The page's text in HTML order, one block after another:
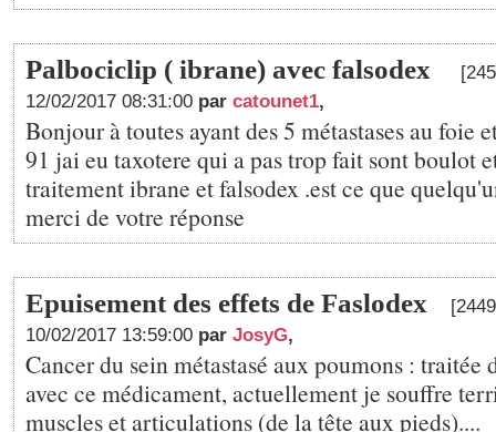
Palbociclip ( ibrane) avec falsodex
12/02/2017 08:31:00 par catounet1,
Bonjour à toutes ayant des 5 métastases au foie
91 jai eu taxotere qui a pas trop fait sont boulot
traitement ibrane et falsodex .est ce que
merci de votre réponse
Epuisement des effets de Faslodex
10/02/2017 13:59:00 par JosyG,
Cancer du sein métastasé aux poumons : traitée
avec ce médicament, actuellement je souffre
muscles et articulations (de la tête aux pieds)....